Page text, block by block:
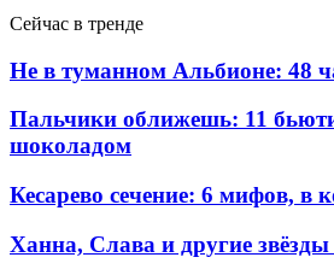
Сейчас в тренде
Не в туманном Альбионе: 48
Пальчики оближешь: 11
шоколадом
Кесарево сечение: 6 мифов, в
Ханна, Слава и другие